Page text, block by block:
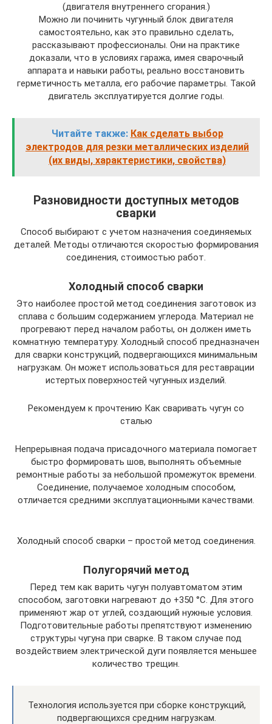
(двигателя внутреннего сгорания.)
Можно ли починить чугунный блок двигателя
самостоятельно, как это правильно сделать,
рассказывают профессионалы. Они на практике
доказали, что в условиях гаража, имея сварочный
аппарата и навыки работы, реально восстановить
герметичность металла, его рабочие параметры. Такой
двигатель эксплуатируется долгие годы.
Читайте также: Как сделать выбор
электродов для резки металлических изделий
(их виды, характеристики, свойства)
Разновидности доступных методов
сварки
Способ выбирают с учетом назначения соединяемых
деталей. Методы отличаются скоростью формирования
соединения, стоимостью работ.
Холодный способ сварки
Это наиболее простой метод соединения заготовок из
сплава с большим содержанием углерода. Материал не
прогревают перед началом работы, он должен иметь
комнатную температуру. Холодный способ предназначен
для сварки конструкций, подвергающихся минимальным
нагрузкам. Он может использоваться для реставрации
истертых поверхностей чугунных изделий.
Рекомендуем к прочтению Как сваривать чугун со
сталью
Непрерывная подача присадочного материала помогает
быстро формировать шов, выполнять объемные
ремонтные работы за небольшой промежуток времени.
Соединение, получаемое холодным способом,
отличается средними эксплуатационными качествами.
Холодный способ сварки – простой метод соединения.
Полугорячий метод
Перед тем как варить чугун полуавтоматом этим
способом, заготовки нагревают до +350 °С. Для этого
применяют жар от углей, создающий нужные условия.
Подготовительные работы препятствуют изменению
структуры чугуна при сварке. В таком случае под
воздействием электрической дуги появляется меньшее
количество трещин.
Технология используется при сборке конструкций,
подвергающихся средним нагрузкам.